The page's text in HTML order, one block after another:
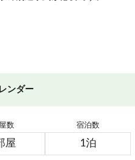
ンダー
数 宿泊数